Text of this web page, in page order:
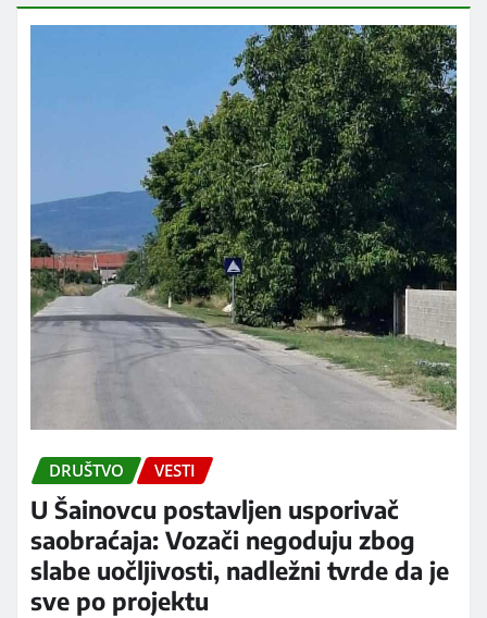
DRUŠTVO VESTI
U Šainovcu postavljen usporivač
saobraćaja: Vozači negoduju zbog
slabe uočljivosti, nadležni tvrde da je
sve po projektu